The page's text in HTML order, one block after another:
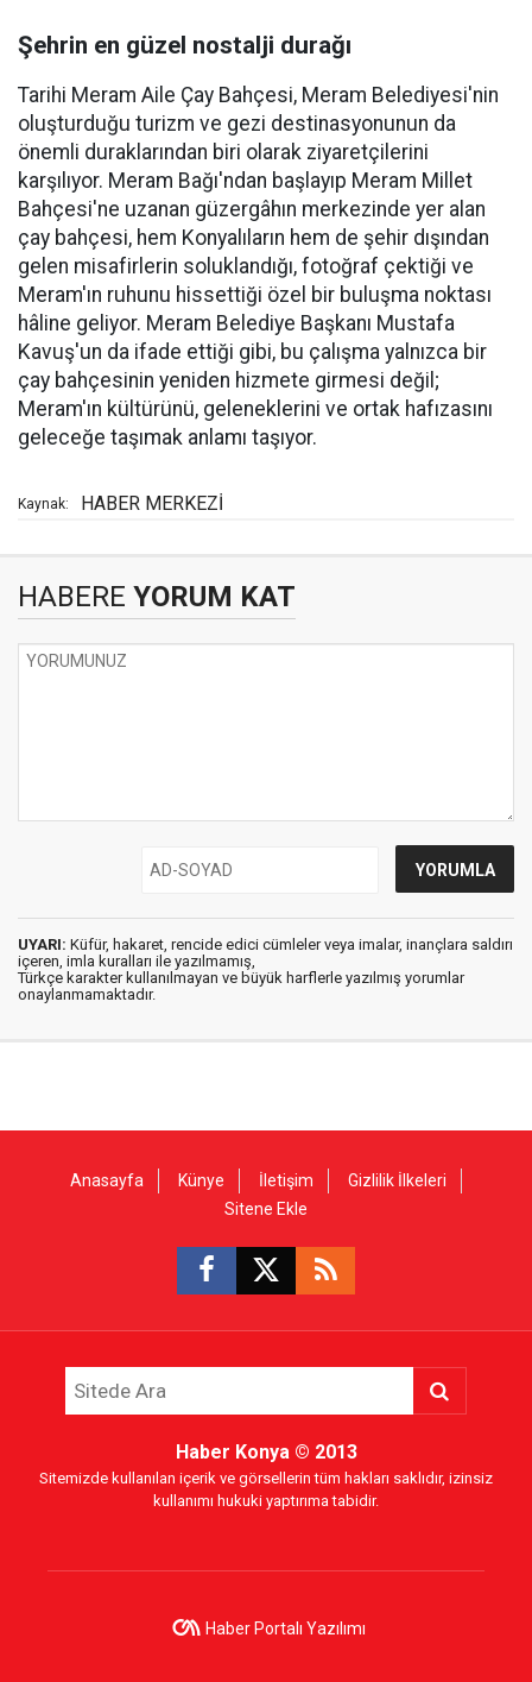
Şehrin en güzel nostalji durağı
Tarihi Meram Aile Çay Bahçesi, Meram Belediyesi'nin
oluşturduğu turizm ve gezi destinasyonunun da
önemli duraklarından biri olarak ziyaretçilerini
karşılıyor. Meram Bağı'ndan başlayıp Meram Millet
Bahçesi'ne uzanan güzergâhın merkezinde yer alan
çay bahçesi, hem Konyalıların hem de şehir dışından
gelen misafirlerin soluklandığı, fotoğraf çektiği ve
Meram'ın ruhunu hissettiği özel bir buluşma noktası
hâline geliyor. Meram Belediye Başkanı Mustafa
Kavuş'un da ifade ettiği gibi, bu çalışma yalnızca bir
çay bahçesinin yeniden hizmete girmesi değil;
Meram'ın kültürünü, geleneklerini ve ortak hafızasını
geleceğe taşımak anlamı taşıyor.
Kaynak: HABER MERKEZİ
HABERE YORUM KAT
UYARI: Küfür, hakaret, rencide edici cümleler veya imalar, inançlara saldırı
içeren, imla kuralları ile yazılmamış,
Türkçe karakter kullanılmayan ve büyük harflerle yazılmış yorumlar
onaylanmamaktadır.
Anasayfa Künye İletişim
Gizlilik İlkeleri
Sitene Ekle
Haber Konya© 2013
Sitemizde kullanılan içerik ve görsellerin tüm hakları saklıdır, izinsiz
kullanımı hukuki yaptırıma tabidir.
Haber Portalı Yazılımı